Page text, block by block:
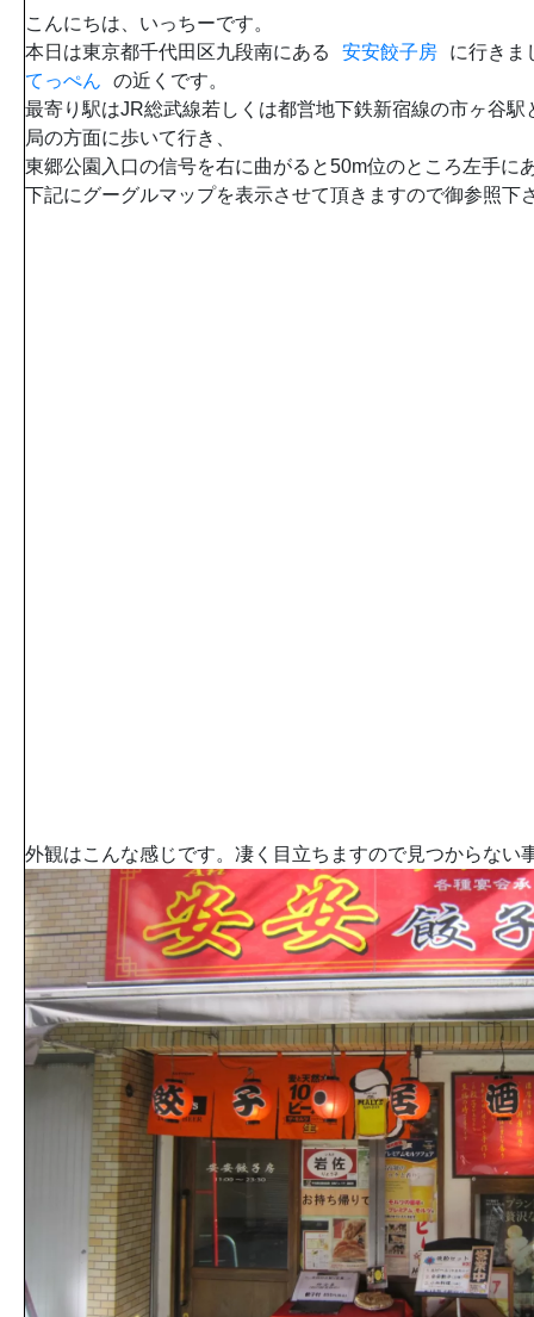
こんにちは、いっちーです。
本日は東京都千代田区九段南にある
安安餃子房
に行きま
てっぺん
の近くです。
最寄り駅はJR総武線若しくは都営地下鉄新宿線の市ヶ谷
局の方面に歩いて行き、
東郷公園入口の信号を右に曲がると50m位のところ左手に
下記にグーグルマップを表示させて頂きますので御参照下
外観はこんな感じです。凄く目立ちますので見つからない